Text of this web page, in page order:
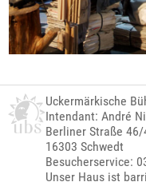
Uckermärkische
Intendant: André
Berliner Straße 46/
16303 Schwedt
Besucherservice:
Unser Haus ist